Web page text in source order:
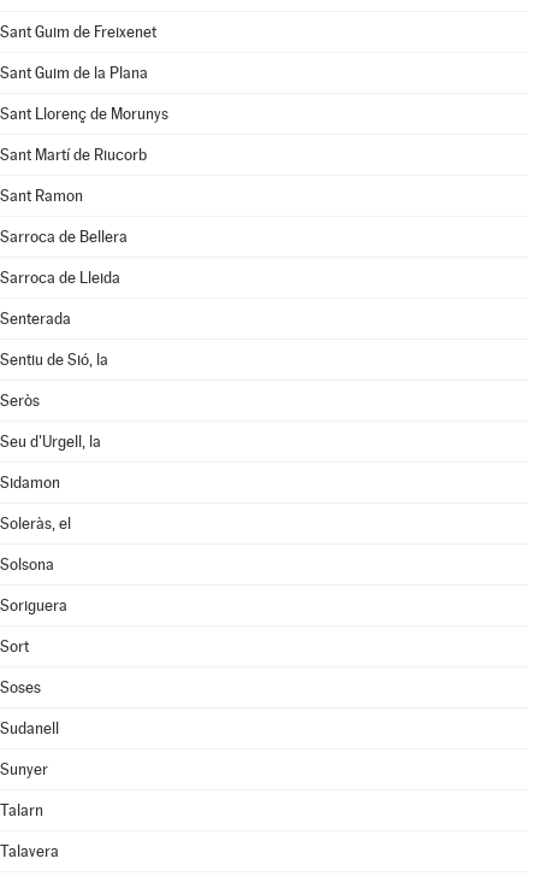
Sant Guim de Freixenet
Sant Guim de la Plana
Sant Llorenç de Morunys
Sant Martí de Riucorb
Sant Ramon
Sarroca de Bellera
Sarroca de Lleida
Senterada
Sentiu de Sió, la
Seròs
Seu d'Urgell, la
Sidamon
Soleràs, el
Solsona
Soriguera
Sort
Soses
Sudanell
Sunyer
Talarn
Talavera